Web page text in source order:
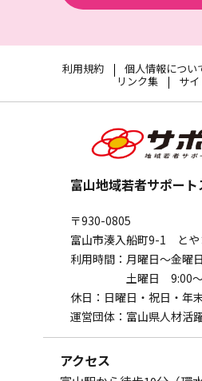
利用規約 個人情報につい
リンク集
サ
富山地域若者サポー
〒930-0805
富山市湊入船町9-1 とや
利用時間： 月曜日～金曜
土曜日 9:00
休日： 日曜日・祝日・年
運営団体： 富山県人材活
アクセス